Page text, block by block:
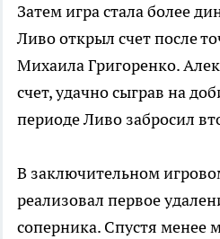
Затем игра стала более
Ливо открыл счет после
Михаила Григоренко.
счет, удачно сыграв на
периоде Ливо забросил
В заключительном
реализовал первое
соперника. Спустя менее